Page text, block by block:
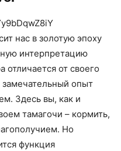
нас в золотую эпоху
интерпретацию
отличается от своего
замечательный опыт
Здесь вы, как и
тамагочи – кормить,
Но
функция